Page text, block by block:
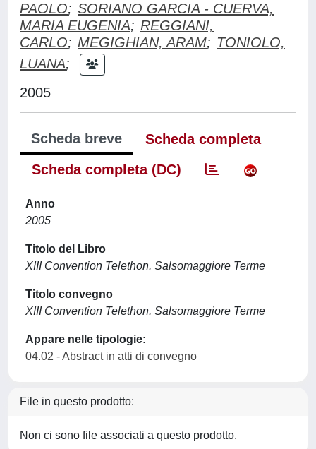
PAOLO; SORIANO GARCIA - CUERVA,
MARIA EUGENIA; REGGIANI,
CARLO; MEGIGHIAN, ARAM; TONIOLO,
LUANA;
2005
Scheda breve
Scheda completa
Scheda completa (DC)
Anno
2005
Titolo del Libro
XIII Convention Telethon. Salsomaggiore Terme
Titolo convegno
XIII Convention Telethon. Salsomaggiore Terme
Appare nelle tipologie:
04.02 - Abstract in atti di convegno
File in questo prodotto:
Non ci sono file associati a questo prodotto.